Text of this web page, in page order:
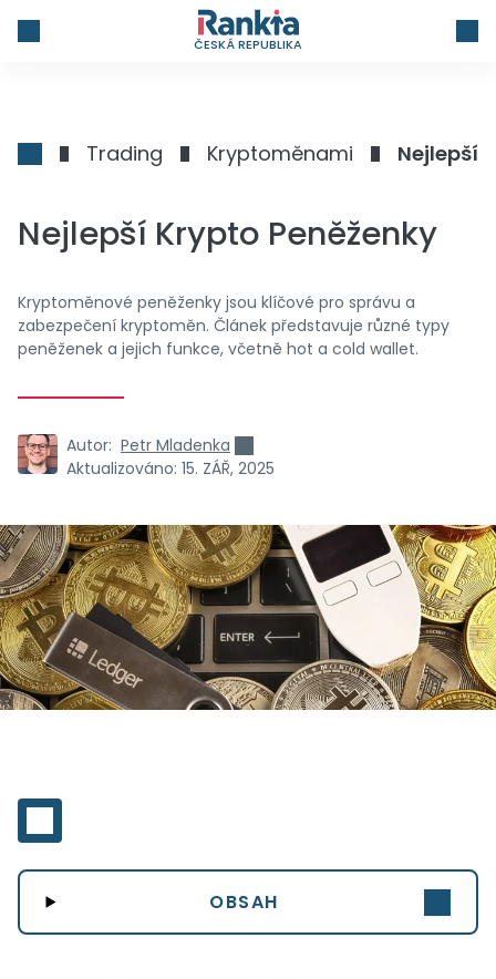
ČESKÁ REPUBLIKA
Trading Kryptoměnami Nejlepší
Nejlepší Krypto Peněženky
Kryptoměnové peněženky jsou klíčové pro správu a
zabezpečení kryptoměn. Článek představuje různé typy
peněženek a jejich funkce, včetně hot a cold wallet.
Autor: Petr Mladenka
Aktualizováno: 15. ZÁŘ, 2025
OBSAH